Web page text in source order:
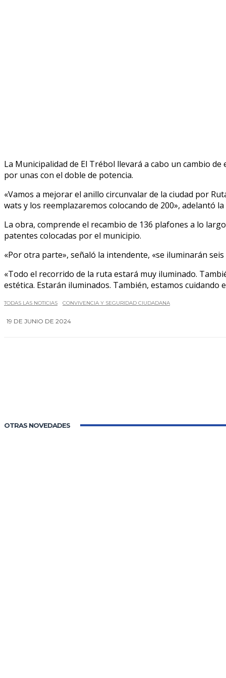
La Municipalidad de El Trébol llevará a cabo un cambio
por unas con el doble de potencia.
«Vamos a mejorar el anillo circunvalar de la ciudad por
wats y los reemplazaremos colocando de 200», adelantó
La obra, comprende el recambio de 136 plafones a lo
patentes colocadas por el municipio.
«Por otra parte», señaló la intendente, «se iluminarán
«Todo el recorrido de la ruta estará muy iluminado.
estética. Estarán iluminados. También, estamos
TODAS LAS NOTICIAS CONVIVENCIA Y SEGURIDAD CIUDADANA
19 DE JUNIO DE 2024
OTRAS NOVEDADES